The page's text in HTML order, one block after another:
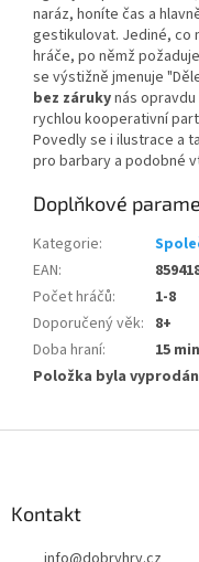
naráz, honíte čas a
gestikulovat. Jediné, co
hráče, po němž
se výstižně jmenuje
bez zárukynás
rychlou kooperativní
Povedly se i ilustrace a
pro barbary a podobné
Doplňkové
Kategorie:
EAN:
Počet hráčů:
1-8
Doporučený věk: 8+
Doba hraní:
15 min
Položka byla
Kontakt